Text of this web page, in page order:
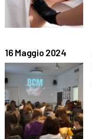
16 Maggio 2024